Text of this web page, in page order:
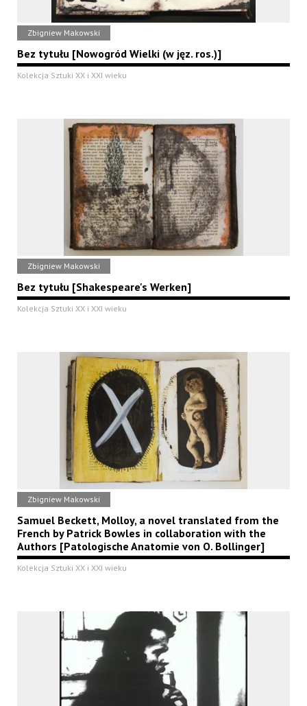
Zbigniew Makowski
Bez tytułu [Nowogród Wielki (w jęz. ros.)]
Kolekcja Sztuki XX i XXI wieku
Zbigniew Makowski
Bez tytułu [Shakespeare's Werken]
Kolekcja Sztuki XX i XXI wieku
Zbigniew Makowski
Samuel Beckett, Molloy, a novel translated from the
French by Patrick Bowles in collaboration with the
Authors [Patologische Anatomie von O. Bollinger]
Kolekcja Sztuki XX i XXI wieku